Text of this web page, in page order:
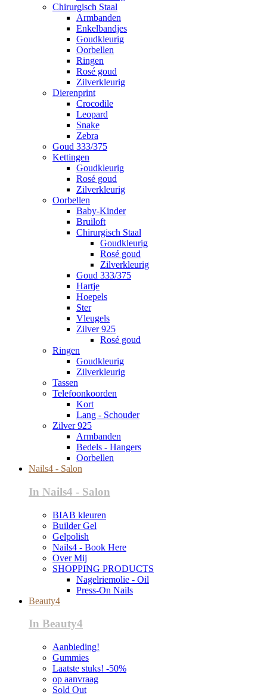
Chirurgisch Staal
Armbanden
Enkelbandjes
Goudkleurig
Oorbellen
Ringen
Rosé goud
Zilverkleurig
Dierenprint
Crocodile
Leopard
Snake
Zebra
Goud 333/375
Kettingen
Goudkleurig
Rosé goud
Zilverkleurig
Oorbellen
Baby-Kinder
Bruiloft
Chirurgisch Staal
Goudkleurig
Rosé goud
Zilverkleurig
Goud 333/375
Hartje
Hoepels
Ster
Vleugels
Zilver 925
Rosé goud
Ringen
Goudkleurig
Zilverkleurig
Tassen
Telefoonkoorden
Kort
Lang - Schouder
Zilver 925
Armbanden
Bedels - Hangers
Oorbellen
Nails4 - Salon
In Nails4 - Salon
BIAB kleuren
Builder Gel
Gelpolish
Nails4 - Book Here
Over Mij
SHOPPING PRODUCTS
Nagelriemolie - Oil
Press-On Nails
Beauty4
In Beauty4
Aanbieding!
Gummies
Laatste stuks! -50%
op aanvraag
Sold Out